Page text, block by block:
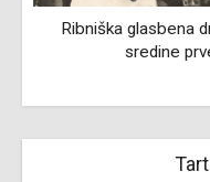
Ribniška glasbena
sredine